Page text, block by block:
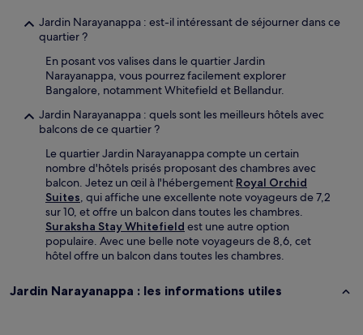
Jardin Narayanappa : est-il intéressant de séjourner dans ce
quartier ?
En posant vos valises dans le quartier Jardin
Narayanappa, vous pourrez facilement explorer
Bangalore, notamment Whitefield et Bellandur.
Jardin Narayanappa : quels sont les meilleurs hôtels avec
balcons de ce quartier ?
Le quartier Jardin Narayanappa compte un certain
nombre d'hôtels prisés proposant des chambres avec
balcon. Jetez un œil à l'hébergement Royal Orchid
Suites, qui affiche une excellente note voyageurs de 7,2
sur 10, et offre un balcon dans toutes les chambres.
Suraksha Stay Whitefield est une autre option
populaire. Avec une belle note voyageurs de 8,6, cet
hôtel offre un balcon dans toutes les chambres.
Jardin Narayanappa : les informations utiles